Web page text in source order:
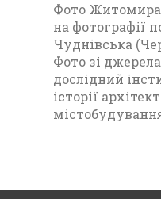
Фото Житомира
на фотографії
Чуднівська
Фото зі
дослідний
історії